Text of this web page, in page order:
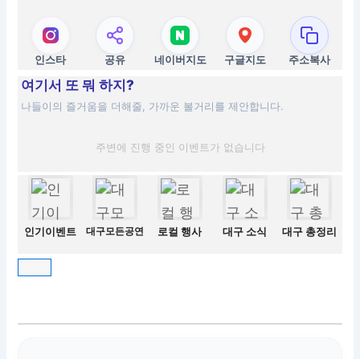
인스타 공유 네이버지도 구글지도 주소복사
여기서 또 뭐 하지?
나들이의 즐거움을 더해줄, 가까운 볼거리를 제안합니다.
주변에 진행 중인 이벤트가 없습니다
인기이벤트 대구모든공연 로컬 행사 대구 소식 대구 총정리